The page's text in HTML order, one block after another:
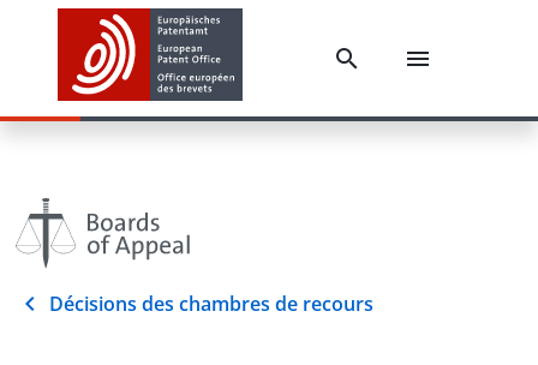
Décisions des chambres de recours